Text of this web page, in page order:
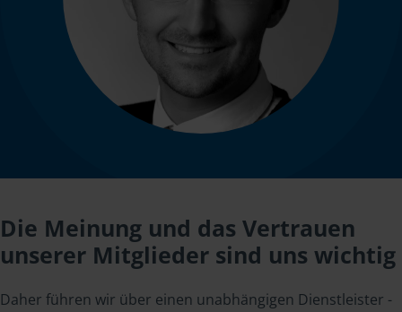
Die Meinung und das Vertrauen
unserer Mitglieder sind uns wichtig
Daher führen wir über einen unabhängigen Dienstleister -